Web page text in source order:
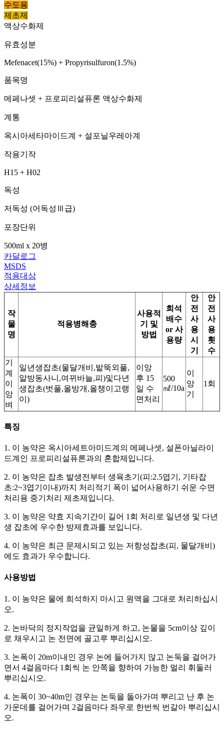
수도용
제초제
액상수화제
유효성분
Mefenacet(15%) + Propyrisulfuron(1.5%)
품목명
메페나셋 + 프로피리설퓨론 액상수화제
계통
옥시아세타마이드계 + 설포닐우레아계
작용기작
H15 + H02
독성
저독성 (어독성Ⅲ급)
포장단위
500ml x 20병
카달로그
MSDS
적용대상
상세정보
작
물
명
적용병해충
사용적
기 및
방법
희석
배수
or 사
용량
안
전
사
용
시
기
안
전
사
용
횟
수
기
계
이
앙
벼
일년생잡초(물달개비,밭뚝외풀,
알방동사니,여뀌바늘,피)및다년
생잡초(벗풀,올방개,올챙이고랭
이)
이앙
후 15
일 수
면처리
500
㎖/10a
이
앙
기
1회
특징
1. 이 농약은 옥시아세트아미드계의 메페나셋, 설폰아닐라이
드계인 프로피리설퓨론과의 혼합제입니다.
2. 이 농약은 잡초 발생전부터 생육초기(피:2.5엽기, 기타잡
초:2~3엽기이내)까지 처리적기 폭이 넓어사용하기 쉬운 수면
처리용 중기처리 제초제입니다.
3. 이 농약은 약효 지속기간이 길어 1회 처리로 일년생 및 다년
생 잡초에 우수한 방제효과를 보입니다.
4. 이 농약은 최근 문제시되고 있는 저항성잡초(피, 물달개비)
에도 효과가 우수합니다.
사용방법
1. 이 농약은 물에 희석하지 마시고 원액을 그대로 처리하십시
오.
2. 논바닥의 정지작업을 균일하게 하고, 논물을 5cm이상 깊이
로 채우시고 논 전면에 골고루 뿌리십시오.
3. 논폭이 20m이내인 경우 논에 들어가지 않고 논둑을 걸어가
면서 4걸음마다 1회씩 논 안쪽을 향하여 가능한 멀리 휘둘러
뿌리십시오.
4. 논폭이 30~40m인 경우는 논둑을 돌아가며 뿌리고 난 후 논
가운데를 걸어가며 2걸음마다 좌우로 한번씩 번갈아 뿌리십시
오.